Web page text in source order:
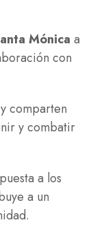
Mónica a
con
comparten
y combatir
a los
a un